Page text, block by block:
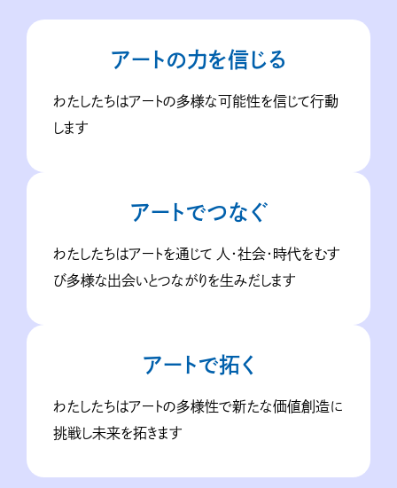
アートの力を信じる
わたしたちはアートの多様な可能性を信じて行動
します
アートでつなぐ
わたしたちはアートを通じて 人・社会・時代をむす
び多様な出会いとつながりを生みだします
アートで拓く
わたしたちはアートの多様性で新たな価値創造に
挑戦し未来を拓きます